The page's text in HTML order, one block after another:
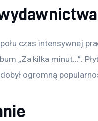
czas intensywnej
„Za kilka minut…”.
ogromną